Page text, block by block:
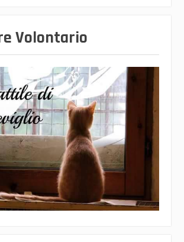
Volontario